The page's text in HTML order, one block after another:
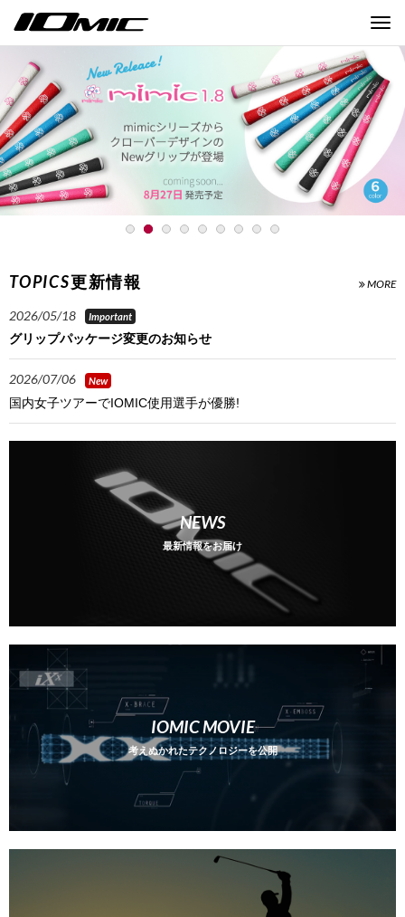
TOPICS更新情報 MORE
2026/05/18
グリップパッケージ変更のお知らせ
2026/07/06
国内女子ツアーでIOMIC使用選手が優勝!
2026/06/30
国内女子ツアーでIOMIC使用選手が優勝!
米国男子Korn FerryツアーでIOMIC使用選手が優勝!
米国女子LPGAツアーでIOMIC使用選手が優勝!
2026/06/22
米国女子EpsonツアーでIOMIC使用選手が優勝!
2026/06/15
米国女子LPGAツアーでIOMIC使用選手が優勝!
2026/06/15
国内女子ツアーでIOMIC使用選手が優勝!
国内女子レジェンズツアーでIOMIC使用選手が優勝!
NEWS
最新情報をお届け
IOMIC MOVIE
考えぬかれたテクノロジーを公開